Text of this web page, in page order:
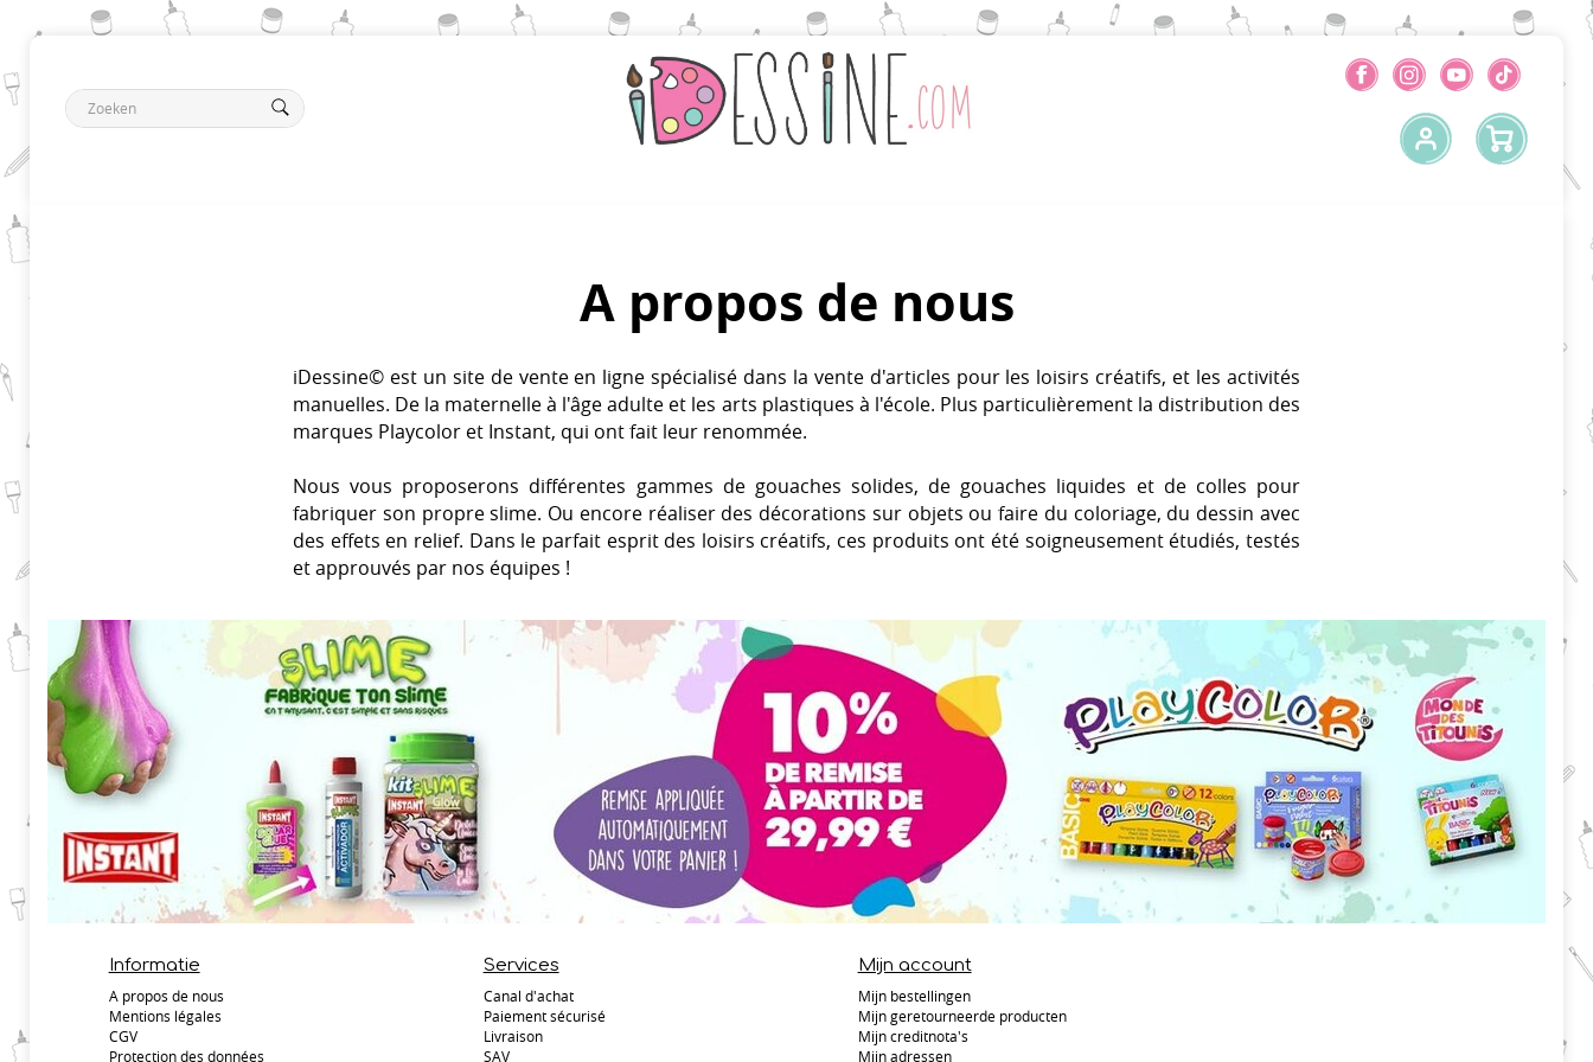
A propos de nous
iDessine© est un site de vente en ligne spécialisé dans la vente d'articles pour les loisirs créatifs, et les activités
manuelles. De la maternelle à l'âge adulte et les arts plastiques à l'école. Plus particulièrement la distribution des
marques Playcolor et Instant, qui ont fait leur renommée.
Nous vous proposerons différentes gammes de gouaches solides, de gouaches liquides et de colles pour
fabriquer son propre slime. Ou encore réaliser des décorations sur objets ou faire du coloriage, du dessin avec
des effets en relief. Dans le parfait esprit des loisirs créatifs, ces produits ont été soigneusement étudiés, testés
et approuvés par nos équipes !
Informatie
A propos de nous
Mentions légales
CGV
Protection des données
Services
Canal d'achat
Paiement sécurisé
Livraison
SAV
Mijn account
Mijn bestellingen
Mijn geretourneerde producten
Mijn creditnota's
Mijn adressen